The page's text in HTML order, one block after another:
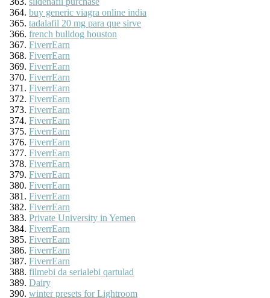
buy generic viagra online india
tadalafil 20 mg para que sirve
french bulldog houston
FiverrEarn
FiverrEarn
FiverrEarn
FiverrEarn
FiverrEarn
FiverrEarn
FiverrEarn
FiverrEarn
FiverrEarn
FiverrEarn
FiverrEarn
FiverrEarn
FiverrEarn
FiverrEarn
FiverrEarn
FiverrEarn
Private University in Yemen
FiverrEarn
FiverrEarn
FiverrEarn
FiverrEarn
filmebi da serialebi qartulad
Dairy
winter presets for Lightroom